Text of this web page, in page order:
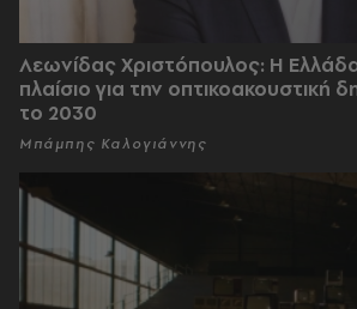
Λεωνίδας Χριστόπουλος: Η Ελλάδα
πλαίσιο για την οπτικοακουστική
το 2030
Μπάμπης Καλογιάννης